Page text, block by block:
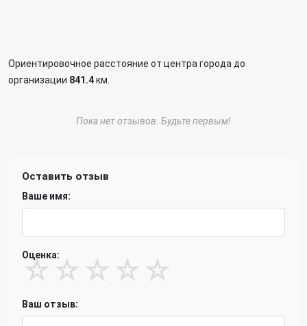
Ориентировочное расстояние от центра города до
организации 841.4км.
Пока нет отзывов. Будьте первым!
Оставить отзыв
Ваше имя:
Оценка:
☆ ☆ ☆ ☆ ☆
Ваш отзыв: